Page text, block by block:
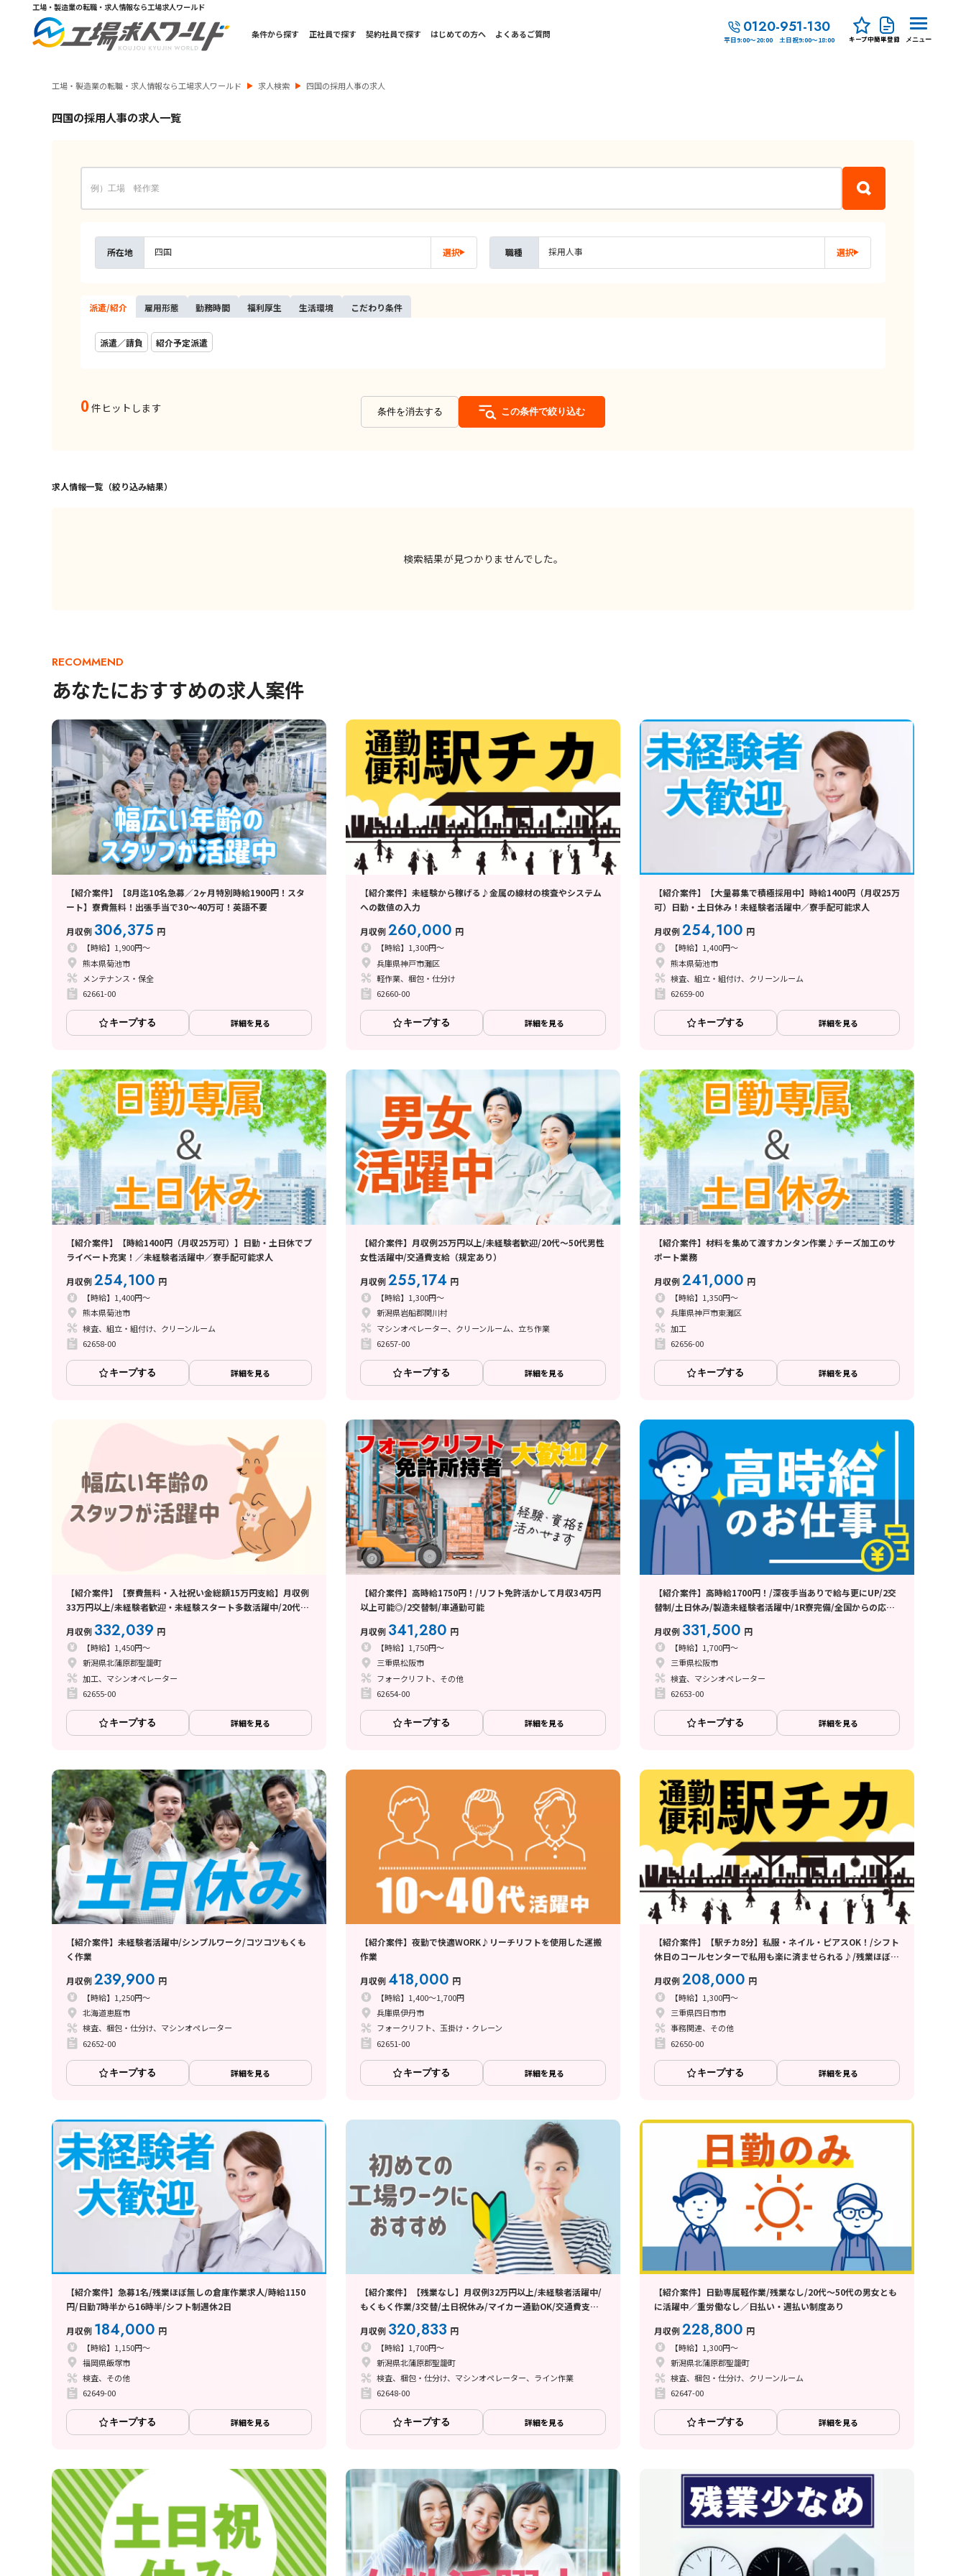
工場・製造業の転職・求人情報なら工場求人ワールド
条件から探す 正社員で探す 契約社員で探す はじめての方へ よくあるご質問 0120-951-130
平日9:00～20:00 土日祝9:00～18:00 キープ中簡単登録 メニュー
工場・製造業の転職・求人情報なら工場求人ワールド 求人検索 四国の採用人事の求人
四国の採用人事の求人一覧
所在地 四国 選択 職種 採用人事 選択
派遣/紹介 雇用形態 勤務時間 福利厚生 生活環境 こだわり条件
派遣／請負 紹介予定派遣
0 件ヒットします 条件を消去する この条件で絞り込む
求人情報一覧（絞り込み結果）
検索結果が見つかりませんでした。
RECOMMEND
あなたにおすすめの求人案件
【紹介案件】【8月迄10名急募／2ヶ月特別時給1900円！スタ
ート】寮費無料！出張手当で30～40万可！英語不要
月収例 306,375 円
【時給】1,900円～
熊本県菊池市
メンテナンス・保全
62661-00
キープする 詳細を見る
【紹介案件】未経験から稼げる♪金属の線材の検査やシステム
への数値の入力
月収例260,000 円
【時給】1,300円～
兵庫県神戸市灘区
軽作業、梱包・仕分け
62660-00
キープする 詳細を見る
【紹介案件】【大量募集で積極採用中】時給1400円（月収25万
可）日勤・土日休み！未経験者活躍中／寮手配可能求人
月収例254,100 円
【時給】1,400円～
熊本県菊池市
検査、組立・組付け、クリーンルーム
62659-00
キープする 詳細を見る
【紹介案件】【時給1400円（月収25万可）】日勤・土日休でプ
ライベート充実！／未経験者活躍中／寮手配可能求人
月収例254,100 円
【時給】1,400円～
熊本県菊池市
検査、組立・組付け、クリーンルーム
62658-00
キープする 詳細を見る
【紹介案件】月収例25万円以上/未経験者歓迎/20代～50代男性
女性活躍中/交通費支給（規定あり）
月収例255,174 円
【時給】1,300円～
新潟県岩船郡関川村
マシンオペレーター、クリーンルーム、立ち作業
62657-00
キープする 詳細を見る
【紹介案件】材料を集めて渡すカンタン作業♪チーズ加工のサ
ポート業務
月収例241,000 円
【時給】1,350円～
兵庫県神戸市東灘区
加工
62656-00
キープする 詳細を見る
【紹介案件】【寮費無料・入社祝い金総額15万円支給】月収例
33万円以上/未経験者歓迎・未経験スタート多数活躍中/20代～
月収例 332,039 円
【時給】1,450円～
新潟県北蒲原郡聖籠町
加工、マシンオペレーター
62655-00
キープする 詳細を見る
【紹介案件】高時給1750円！/リフト免許活かして月収34万円
以上可能◎/2交替制/車通勤可能
月収例 341,280 円
【時給】1,750円～
三重県松阪市
フォークリフト、その他
62654-00
キープする 詳細を見る
【紹介案件】高時給1700円！/深夜手当ありで給与更にUP/2交
替制/土日休み/製造未経験者活躍中/1R寮完備/全国からの応募
月収例 331,500 円
【時給】1,700円～
三重県松阪市
検査、マシンオペレーター
62653-00
キープする 詳細を見る
【紹介案件】未経験者活躍中/シンプルワーク/コツコツもくも
く作業
月収例239,900 円
【時給】1,250円～
北海道恵庭市
検査、梱包・仕分け、マシンオペレーター
62652-00
キープする 詳細を見る
【紹介案件】夜勤で快適WORK♪リーチリフトを使用した運搬
作業
月収例 418,000 円
【時給】1,400～1,700円
兵庫県伊丹市
フォークリフト、玉掛け・クレーン
62651-00
キープする 詳細を見る
【紹介案件】【駅チカ8分】私服・ネイル・ピアスOK！/シフト
休日のコールセンターで私用も楽に済ませられる♪/残業ほぼな
月収例208,000 円
【時給】1,300円～
三重県四日市市
事務関連、その他
62650-00
キープする 詳細を見る
【紹介案件】急募1名/残業ほぼ無しの倉庫作業求人/時給1150
円/日勤7時半から16時半/シフト制週休2日
月収例 184,000 円
【時給】1,150円～
福岡県飯塚市
検査、その他
62649-00
キープする 詳細を見る
【紹介案件】【残業なし】月収例32万円以上/未経験者活躍中/
もくもく作業/3交替/土日祝休み/マイカー通勤OK/交通費支給
月収例 320,833 円
【時給】1,700円～
新潟県北蒲原郡聖籠町
検査、梱包・仕分け、マシンオペレーター、ライン作業
62648-00
キープする 詳細を見る
【紹介案件】日勤専属軽作業/残業なし/20代～50代の男女とも
に活躍中／重労働なし／日払い・週払い制度あり
月収例228,800 円
【時給】1,300円～
新潟県北蒲原郡聖籠町
検査、梱包・仕分け、クリーンルーム
62647-00
キープする 詳細を見る